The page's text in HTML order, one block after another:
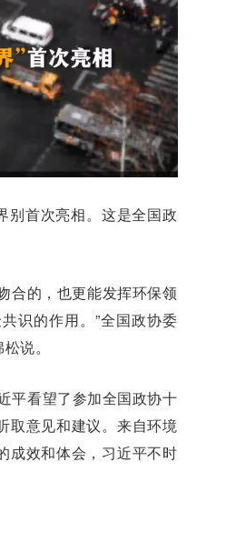
别首次亮相。这是全国政
合的，也更能发挥环保领
识的作用。”全国政协委
说。
平看望了参加全国政协十
取意见和建议。来自环境
成效和体会，习近平不时